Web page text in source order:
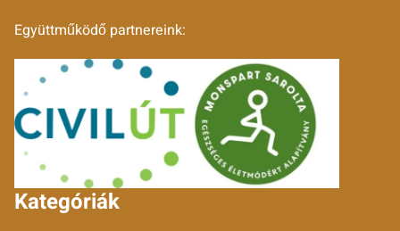
Együttműködő partnereink:
Kategóriák